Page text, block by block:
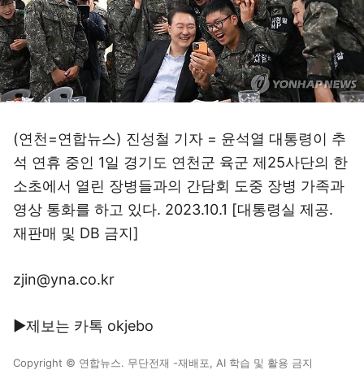
(연천=연합뉴스) 진성철 기자 = 윤석열 대통령이 추
석 연휴 중인 1일 경기도 연천군 육군 제25사단의 한
소초에서 열린 장병들과의 간담회 도중 장병 가족과
영상 통화를 하고 있다. 2023.10.1 [대통령실 제공.
재판매 및 DB 금지]
zjin@yna.co.kr
▶제보는 카톡 okjebo
Copyright © 연합뉴스. 무단전재 -재배포, AI 학습 및 활용 금지